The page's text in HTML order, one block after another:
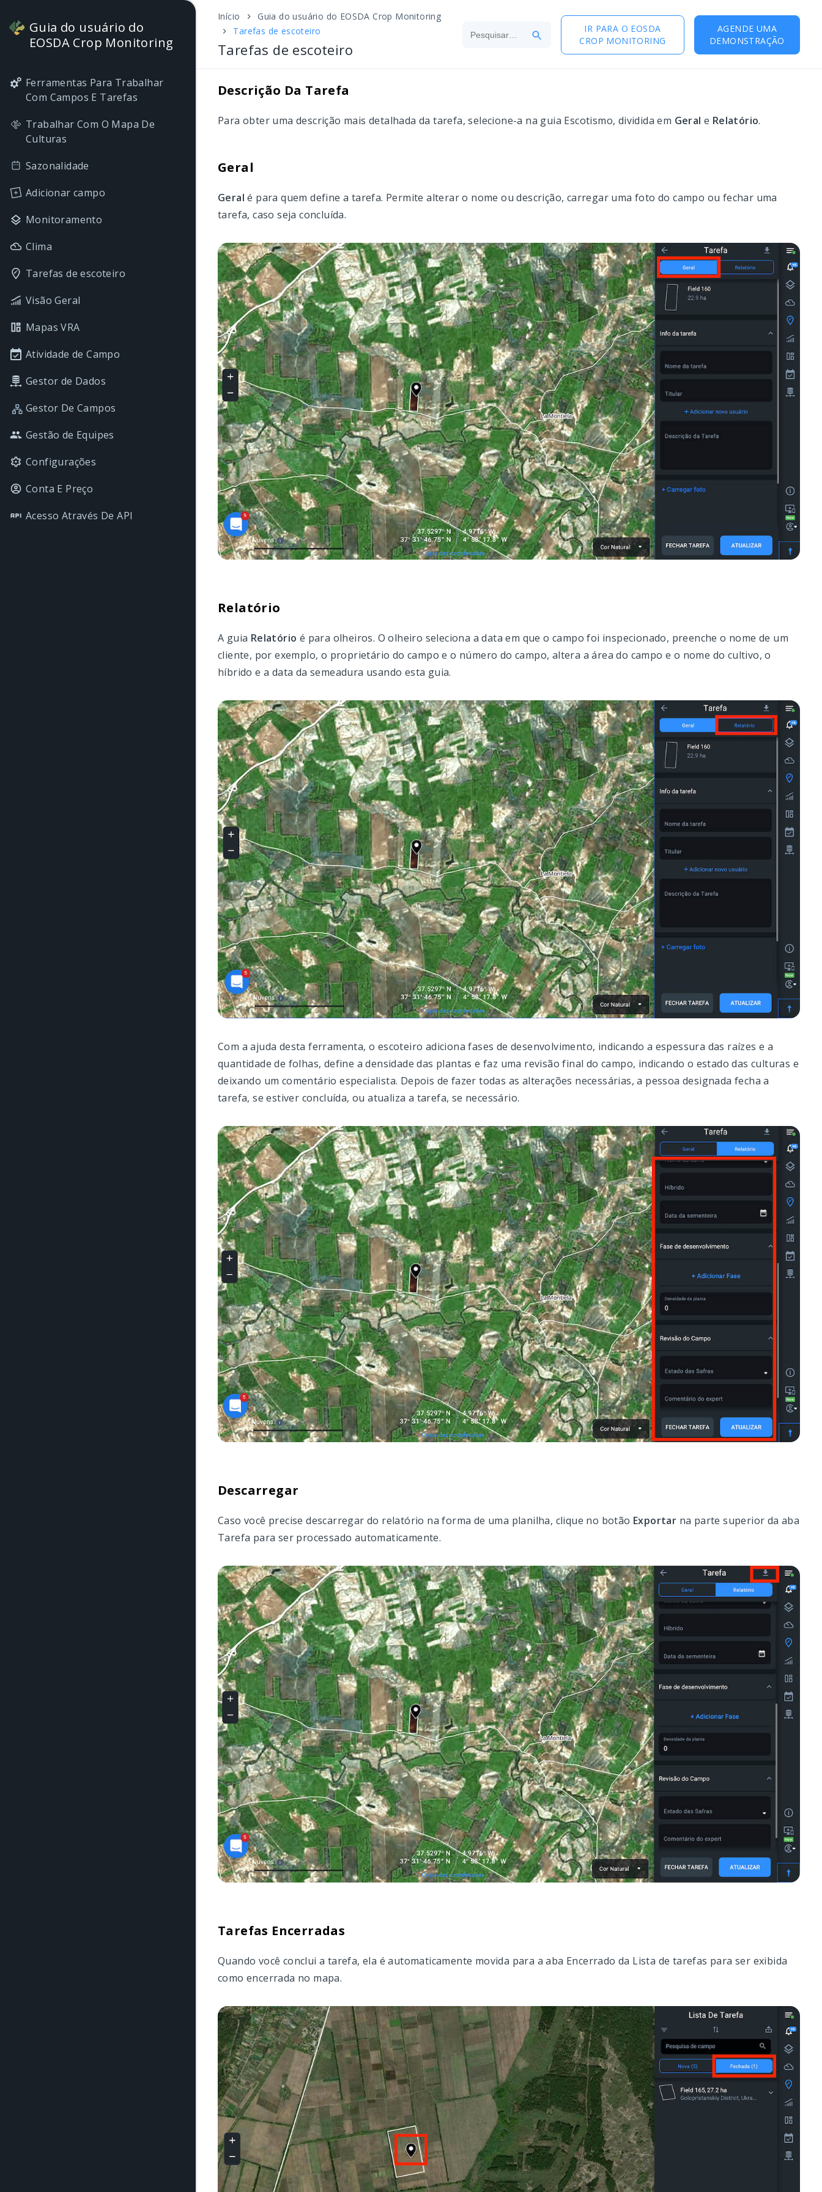
Guia do usuário do
EOSDA Crop Monitoring
Ferramentas Para Trabalhar
Com Campos E Tarefas
Trabalhar Com O Mapa De
Culturas
Sazonalidade
Adicionar campo
Monitoramento
Clima
Tarefas de escoteiro
Visão Geral
Mapas VRA
Atividade de Campo
Gestor de Dados
Gestor De Campos
Gestão de Equipes
Configurações
Conta E Preço
Acesso Através De API
Início
Guia do usuário do EOSDA Crop Monitoring
Tarefas de escoteiro
Tarefas de escoteiro
IR PARA O EOSDA
CROP MONITORING
AGENDE UMA
DEMONSTRAÇÃO
Descrição Da Tarefa
Para obter uma descrição mais detalhada da tarefa, selecione-a na guia Escotismo, dividida em Geral e Relatório.
Geral
Geral é para quem define a tarefa. Permite alterar o nome ou descrição, carregar uma foto do campo ou fechar uma
tarefa, caso seja concluída.
Relatório
A guia Relatório é para olheiros. O olheiro seleciona a data em que o campo foi inspecionado, preenche o nome de um
cliente, por exemplo, o proprietário do campo e o número do campo, altera a área do campo e o nome do cultivo, o
híbrido e a data da semeadura usando esta guia.
Com a ajuda desta ferramenta, o escoteiro adiciona fases de desenvolvimento, indicando a espessura das raízes e a
quantidade de folhas, define a densidade das plantas e faz uma revisão final do campo, indicando o estado das culturas e
deixando um comentário especialista. Depois de fazer todas as alterações necessárias, a pessoa designada fecha a
tarefa, se estiver concluída, ou atualiza a tarefa, se necessário.
Descarregar
Caso você precise descarregar do relatório na forma de uma planilha, clique no botão Exportar na parte superior da aba
Tarefa para ser processado automaticamente.
Tarefas Encerradas
Quando você conclui a tarefa, ela é automaticamente movida para a aba Encerrado da Lista de tarefas para ser exibida
como encerrada no mapa.